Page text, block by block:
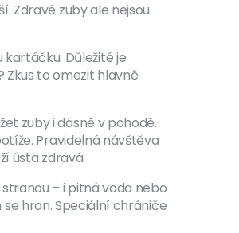
Zdravé zuby ale nejsou
Důležité je
Zkus to omezit hlavně
zuby i dásně v pohodě.
Pravidelná návštěva
ústa zdravá.
– i pitná voda nebo
hran. Speciální chrániče